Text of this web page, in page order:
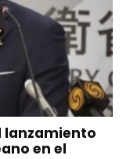
lanzamiento
en el